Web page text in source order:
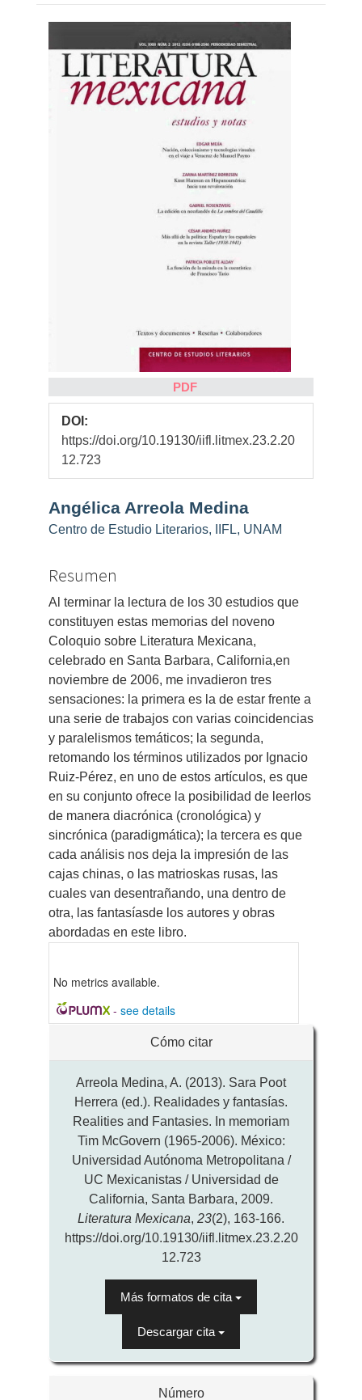
lateral
del
artículo
PDF
DOI:
https://doi.org/10.19130/iifl.litmex.23.2.20
12.723
Contenido
principal
Angélica Arreola Medina
Centro de Estudio Literarios, IIFL, UNAM
Resumen
Al terminar la lectura de los 30 estudios que
constituyen estas memorias del noveno
Coloquio sobre Literatura Mexicana,
celebrado en Santa Barbara, California,en
noviembre de 2006, me invadieron tres
sensaciones: la primera es la de estar frente a
una serie de trabajos con varias coincidencias
y paralelismos temáticos; la segunda,
retomando los términos utilizados por Ignacio
Ruiz-Pérez, en uno de estos artículos, es que
en su conjunto ofrece la posibilidad de leerlos
de manera diacrónica (cronológica) y
sincrónica (paradigmática); la tercera es que
cada análisis nos deja la impresión de las
cajas chinas, o las matrioskas rusas, las
cuales van desentrañando, una dentro de
otra, las fantasíasde los autores y obras
abordadas en este libro.
No metrics available.
- see details
artículo
Cómo citar
Arreola Medina, A. (2013). Sara Poot
Herrera (ed.). Realidades y fantasías.
Realities and Fantasies. In memoriam
Tim McGovern (1965-2006). México:
Universidad Autónoma Metropolitana /
UC Mexicanistas / Universidad de
California, Santa Barbara, 2009.
Literatura Mexicana, 23(2), 163-166.
https://doi.org/10.19130/iifl.litmex.23.2.20
12.723
Más formatos de cita
Descargar cita
Número